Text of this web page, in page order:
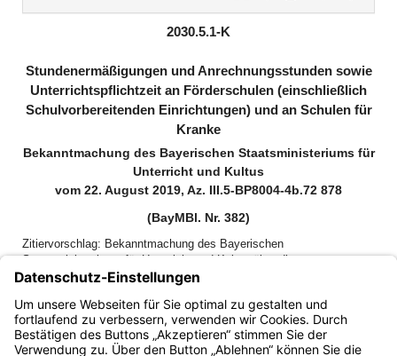
2030.5.1-K
Stundenermäßigungen und Anrechnungsstunden sowie
Unterrichtspflichtzeit an Förderschulen (einschließlich
Schulvorbereitenden Einrichtungen) und an Schulen für
Kranke
Bekanntmachung des Bayerischen Staatsministeriums für
Unterricht und Kultus
vom 22. August 2019, Az. III.5-BP8004-4b.72 878
(BayMBl. Nr. 382)
Zitiervorschlag: Bekanntmachung des Bayerischen
Staatsministeriums für Unterricht und Kultus über die
Stundenermäßigungen und Anrechnungsstunden sowie
Schulvorbereitenden Einrichtungen) und an Schulen für Kranke vom
22. August 2019 (BayMBl. Nr. 382)